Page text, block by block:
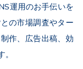
運用のお手伝いを
の市場調査やター
作、広告出稿、効